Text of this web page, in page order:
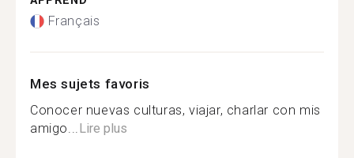
Français
Mes sujets favoris
Conocer nuevas culturas, viajar, charlar con mis
amigo...Lire plus